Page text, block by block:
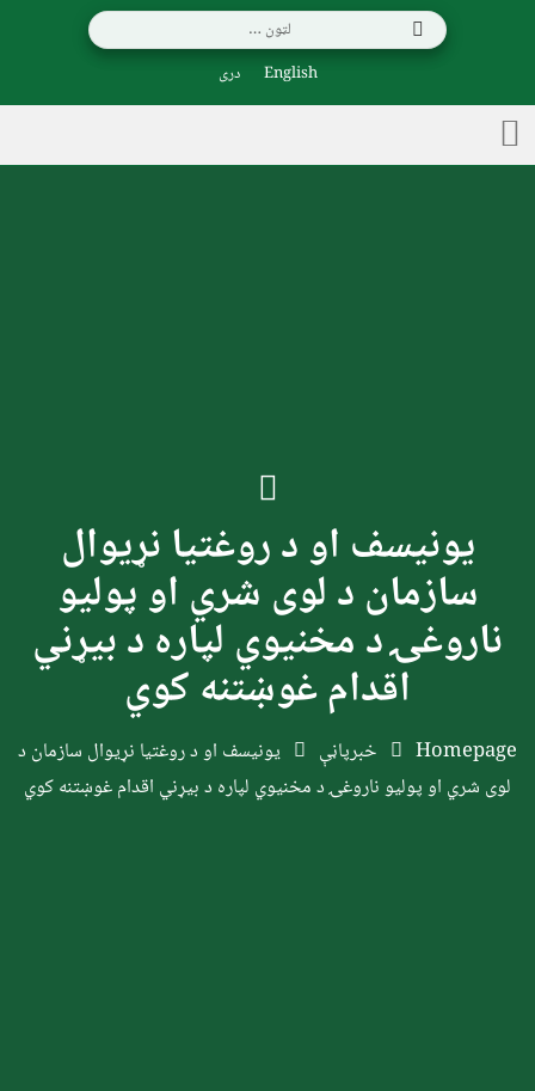
English دری
یونیسف او د روغتیا نړیوال
سازمان د لوی شري او پولیو
ناروغۍ د مخنیوي لپاره د بیړني
اقدام غوښتنه کوي
Homepage خبرپاڼې
یونیسف او د روغتیا نړیوال سازمان د
لوی شري او پولیو ناروغۍ د مخنیوي لپاره د بیړني اقدام غوښتنه کوي